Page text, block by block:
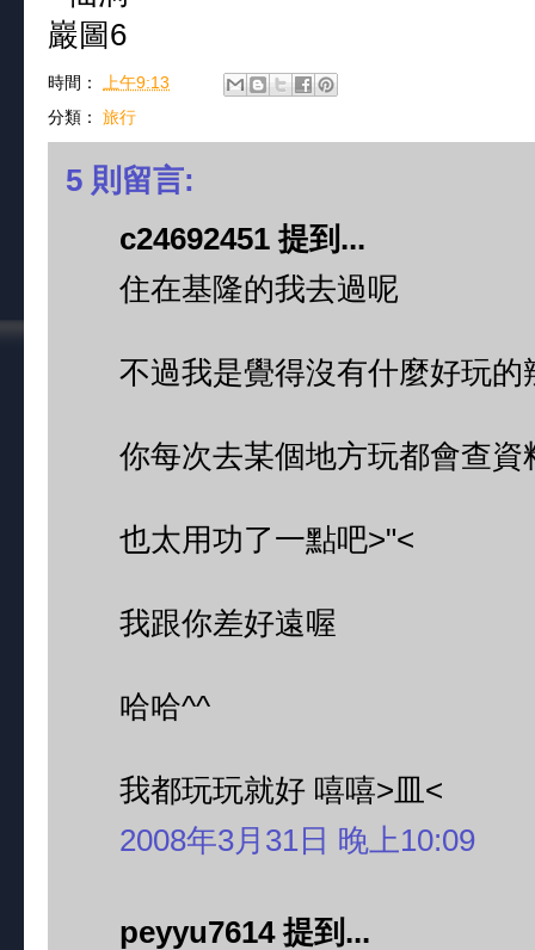
時間： 上午9:13
分類： 旅行
5 則留言:
c24692451 提到...
住在基隆的我去過呢
不過我是覺得沒有什麼好玩的
你每次去某個地方玩都會查資
也太用功了一點吧>"<
我跟你差好遠喔
哈哈^^
我都玩玩就好 嘻嘻>皿<
2008年3月31日 晚上10:09
peyyu7614 提到...